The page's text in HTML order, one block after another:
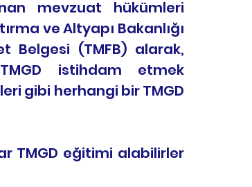
mevzuat hükümleri
ve Altyapı Bakanlığı
Belgesi (TMFB) alarak,
istihdam etmek
gibi herhangi bir TMGD
TMGD eğitimi alabilirler